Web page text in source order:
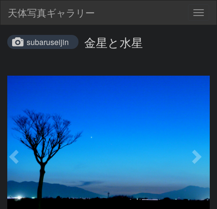
天体写真ギャラリー
subaruseijin 金星と水星